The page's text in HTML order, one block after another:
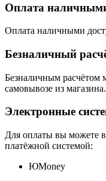
Оплата
Оплата наличными
Безналичный
Безналичным расчётом
самовывозе из магазина.
Электронные
Для оплаты вы можете
платёжной системой:
ЮMoney